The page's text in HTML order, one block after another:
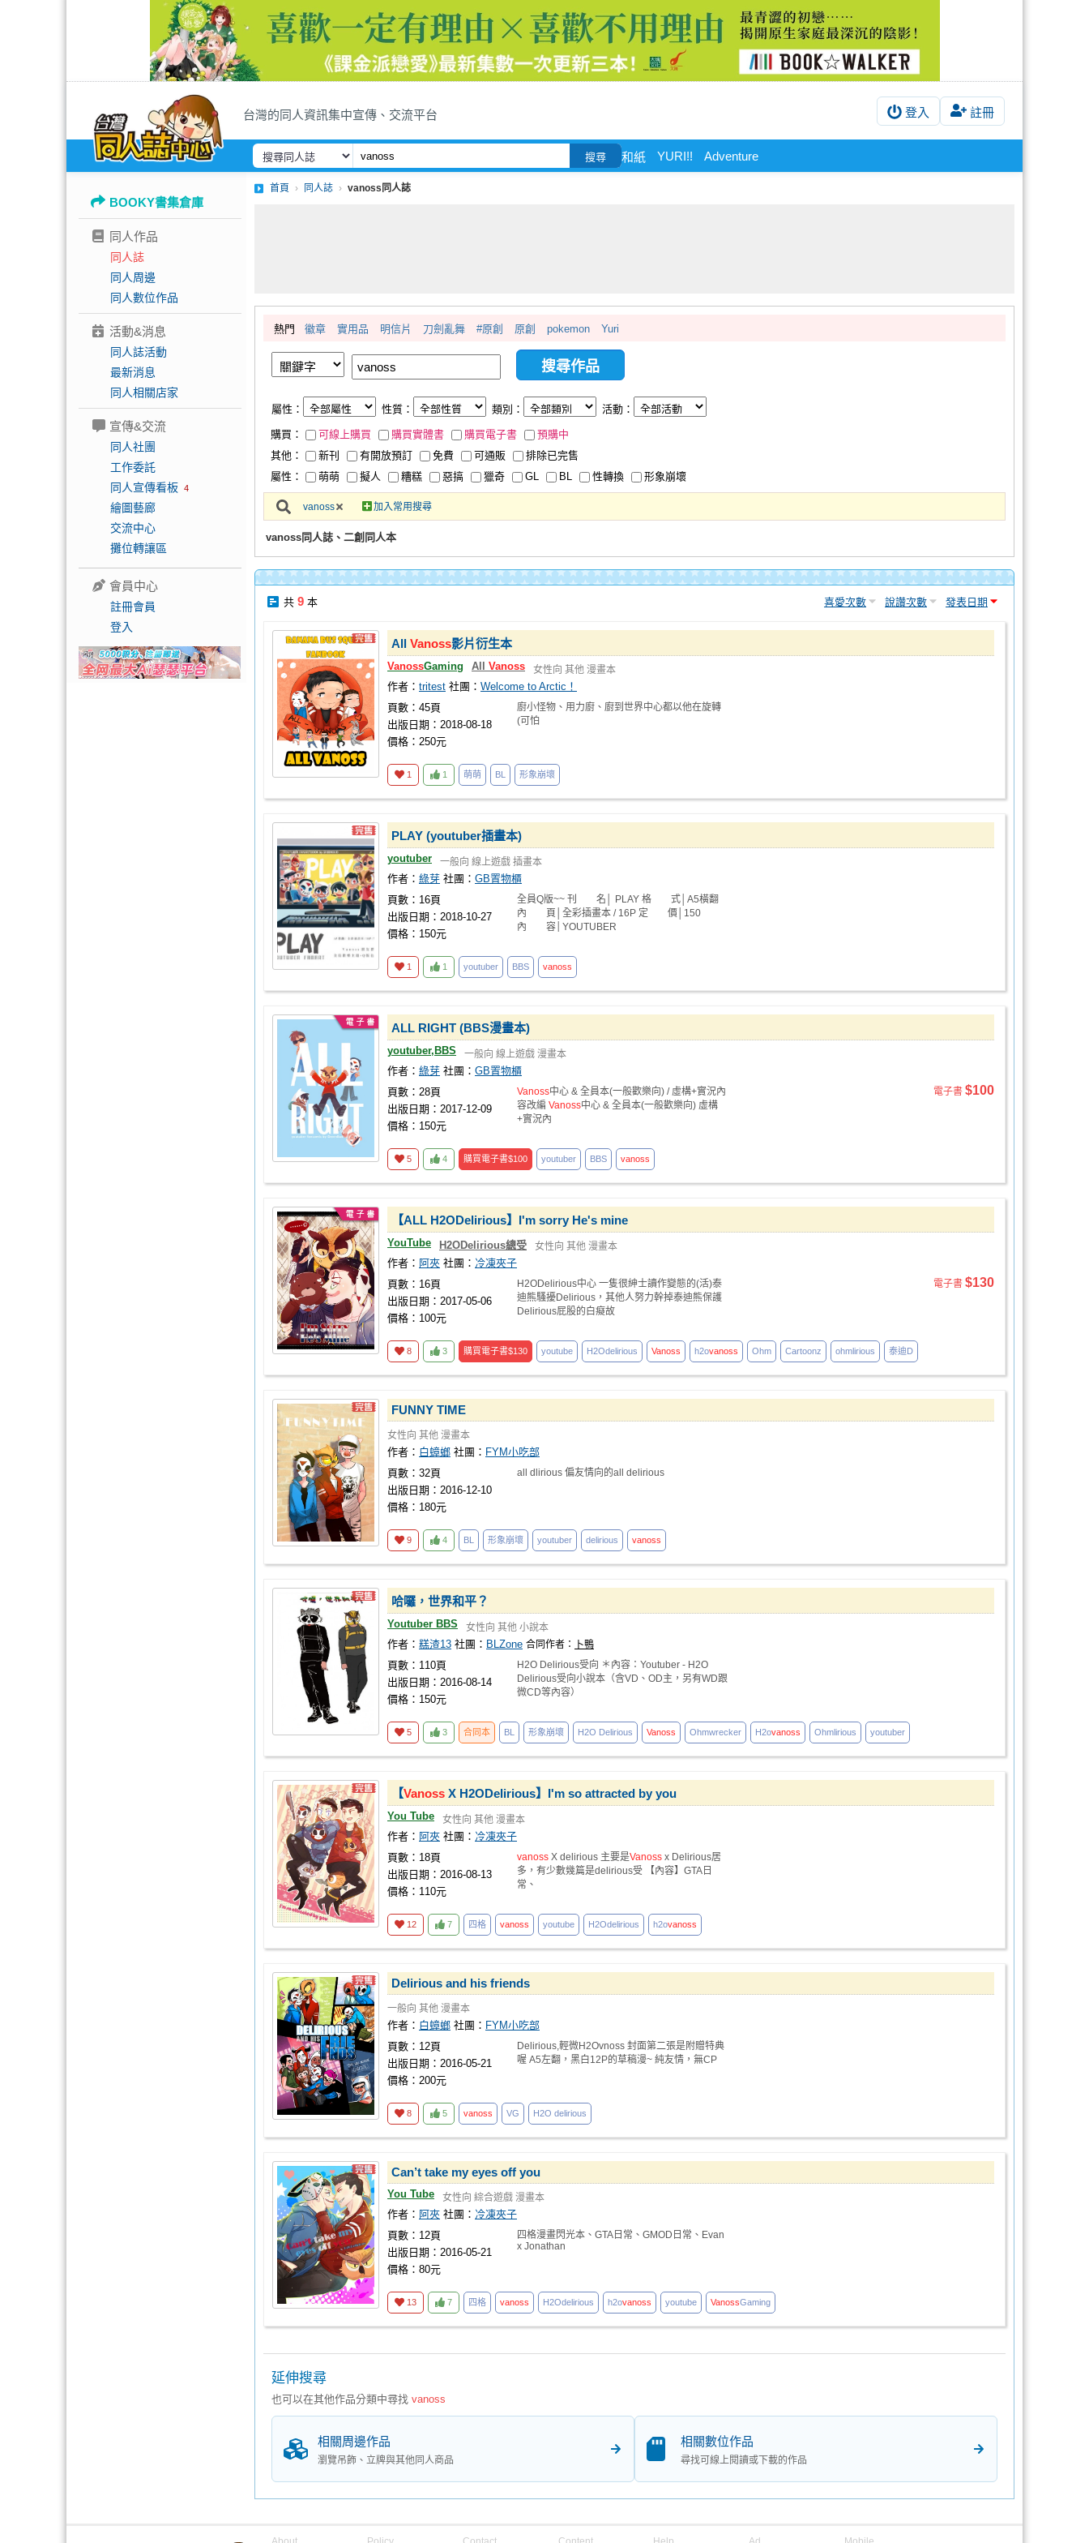
台灣的同人資訊集中宣傳、交流平台 登入 註冊
搜尋 和紙 YURI!! Adventure
BOOKY書集倉庫
同人作品
同人誌
同人周邊
同人數位作品
活動&消息
同人誌活動
最新消息
同人相關店家
宣傳&交流
同人社團
工作委託
同人宣傳看板 4
繪圖藝廊
交流中心
攤位轉讓區
會員中心
註冊會員
登入
首頁 同人誌 vanoss同人誌
熱門 徽章 實用品 明信片 刀劍亂舞 #原創 原創 pokemon Yuri
屬性： 性質： 類別： 活動：
購買： 可線上購買 購買實體書 購買電子書
預購中
其他：
新刊 有開放預訂 免費 可通販
排除已完售
屬性：
萌萌 擬人 糟糕 惡搞 獵奇 GL BL 性轉換 形象崩壞
vanoss 加入常用搜尋
vanoss同人誌、二創同人本
共 9 本 喜愛次數 說讚次數 發表日期
All Vanoss影片衍生本
VanossGaming All Vanoss 女性向 其他 漫畫本
作者： tritest 社團： Welcome to Arctic！
頁數：45頁
出版日期：2018-08-18
價格：250元
廚小怪物、用力廚、廚到世界中心都以他在旋轉
(可怕
1 1 萌萌 BL 形象崩壞
PLAY (youtuber插畫本)
youtuber 一般向 線上遊戲 插畫本
作者： 綠芽 社團： GB置物櫃
頁數：16頁
出版日期：2018-10-27
價格：150元
全員Q版~~ 刊 名│ PLAY 格 式│A5橫翻
內 頁│全彩插畫本 / 16P 定 價│150
內 容│YOUTUBER
1 1 youtuber BBS vanoss
ALL RIGHT (BBS漫畫本)
youtuber,BBS 一般向 線上遊戲 漫畫本
作者： 綠芽 社團： GB置物櫃
頁數：28頁
出版日期：2017-12-09
價格：150元
Vanoss中心 & 全員本(一般歡樂向) / 虛構+實況內
容改編 Vanoss中心 & 全員本(一般歡樂向) 虛構
+實況內
電子書 $100
5 4 購買電子書$100 youtuber BBS vanoss
【ALL H2ODelirious】I'm sorry He's mine
YouTube H2ODelirious總受 女性向 其他 漫畫本
作者： 阿夾 社團： 冷凍夾子
頁數：16頁
出版日期：2017-05-06
價格：100元
H2ODelirious中心 一隻很紳士讀作變態的(活)泰
迪熊騷擾Delirious，其他人努力幹掉泰迪熊保護
Delirious屁股的白癡故
電子書 $130
8 3 購買電子書$130 youtube H2Odelirious Vanoss h2ovanoss Ohm Cartoonz ohmlirious 泰迪D
FUNNY TIME
女性向 其他 漫畫本
作者： 白蟑螂 社團： FYM小吃部
頁數：32頁
出版日期：2016-12-10
價格：180元
all dlirious 偏友情向的all delirious
9 4 BL 形象崩壞 youtuber delirious vanoss
哈囉，世界和平？
Youtuber BBS 女性向 其他 小說本
作者： 糕渣13 社團： BLZone 合同作者： 卜鴨
頁數：110頁
出版日期：2016-08-14
價格：150元
H2O Delirious受向 ＊內容：Youtuber - H2O
Delirious受向小說本（含VD、OD主，另有WD跟
微CD等內容）
5 3 合同本 BL 形象崩壞 H2O Delirious Vanoss Ohmwrecker H2ovanoss Ohmlirious youtuber
【Vanoss X H2ODelirious】I'm so attracted by you
You Tube 女性向 其他 漫畫本
作者： 阿夾 社團： 冷凍夾子
頁數：18頁
出版日期：2016-08-13
價格：110元
vanoss X delirious 主要是Vanoss x Delirious居
多，有少數幾篇是delirious受 【內容】GTA日
常、
12 7 四格 vanoss youtube H2Odelirious h2ovanoss
Delirious and his friends
一般向 其他 漫畫本
作者： 白蟑螂 社團： FYM小吃部
頁數：12頁
出版日期：2016-05-21
價格：200元
Delirious,輕微H2Ovnoss 封面第二張是附贈特典
喔 A5左翻，黑白12P的草稿漫~ 純友情，無CP
8 5 vanoss VG H2O delirious
Can’t take my eyes off you
You Tube 女性向 綜合遊戲 漫畫本
作者： 阿夾 社團： 冷凍夾子
頁數：12頁
出版日期：2016-05-21
價格：80元
四格漫畫閃光本、GTA日常、GMOD日常、Evan
x Jonathan
13 7 四格 vanoss H2Odelirious h2ovanoss youtube VanossGaming
延伸搜尋
也可以在其他作品分類中尋找 vanoss
相關周邊作品
瀏覽吊飾、立牌與其他同人商品
相關數位作品
尋找可線上閱讀或下載的作品